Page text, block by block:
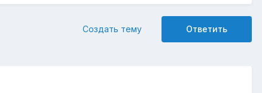
Ответить
Создать тему